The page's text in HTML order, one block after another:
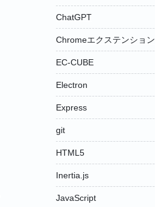
ChatGPT
Chromeエクステンション
EC-CUBE
Electron
Express
git
HTML5
Inertia.js
JavaScript